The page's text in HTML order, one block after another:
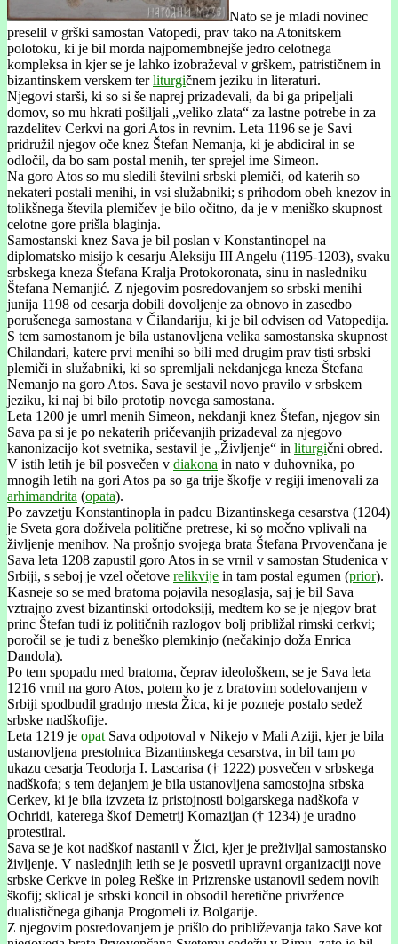
Nato se je mladi novinec
preselil v grški samostan Vatopedi, prav tako na Atonitskem
polotoku, ki je bil morda najpomembnejše jedro celotnega
kompleksa in kjer se je lahko izobraževal v grškem, patrističnem in
bizantinskem verskem terliturgičnem jeziku in literaturi.
Njegovi starši, ki so si še naprej prizadevali, da bi ga pripeljali
domov, so mu hkrati pošiljali „veliko zlata“ za lastne potrebe in za
razdelitev Cerkvi na gori Atos in revnim. Leta 1196 se je Savi
pridružil njegov oče knez Štefan Nemanja, ki je abdiciral in se
odločil, da bo sam postal menih, ter sprejel ime Simeon.
Na goro Atos so mu sledili številni srbski plemiči, od katerih so
nekateri postali menihi, in vsi služabniki; s prihodom obeh knezov in
tolikšnega števila plemičev je bilo očitno, da je v meniško skupnost
celotne gore prišla blaginja.
Samostanski knez Sava je bil poslan v Konstantinopel na
diplomatsko misijo k cesarju Aleksiju III Angelu (1195-1203), svaku
srbskega kneza Štefana Kralja Protokoronata, sinu in nasledniku
Štefana Nemanjić. Z njegovim posredovanjem so srbski menihi
junija 1198 od cesarja dobili dovoljenje za obnovo in zasedbo
porušenega samostana v Čilandariju, ki je bil odvisen od Vatopedija.
S tem samostanom je bila ustanovljena velika samostanska skupnost
Chilandari, katere prvi menihi so bili med drugim prav tisti srbski
plemiči in služabniki, ki so spremljali nekdanjega kneza Štefana
Nemanjo na goro Atos. Sava je sestavil novo pravilo v srbskem
jeziku, ki naj bi bilo prototip novega samostana.
Leta 1200 je umrl menih Simeon, nekdanji knez Štefan, njegov sin
Sava pa si je po nekaterih pričevanjih prizadeval za njegovo
kanonizacijo kot svetnika, sestavil je „Življenje“ in liturgični obred.
V istih letih je bil posvečen v diakona in nato v duhovnika, po
mnogih letih na gori Atos pa so ga trije škofje v regiji imenovali za
arhimandrita (opata).
Po zavzetju Konstantinopla in padcu Bizantinskega cesarstva (1204)
je Sveta gora doživela politične pretrese, ki so močno vplivali na
življenje menihov. Na prošnjo svojega brata Štefana Prvovenčana je
Sava leta 1208 zapustil goro Atos in se vrnil v samostan Studenica v
Srbiji, s seboj je vzel očetove relikvije in tam postal egumen (prior).
Kasneje so se med bratoma pojavila nesoglasja, saj je bil Sava
vztrajno zvest bizantinski ortodoksiji, medtem ko se je njegov brat
princ Štefan tudi iz političnih razlogov bolj približal rimski cerkvi;
poročil se je tudi z beneško plemkinjo (nečakinjo doža Enrica
Dandola).
Po tem spopadu med bratoma, čeprav ideološkem, se je Sava leta
1216 vrnil na goro Atos, potem ko je z bratovim sodelovanjem v
Srbiji spodbudil gradnjo mesta Žica, ki je pozneje postalo sedež
srbske nadškofije.
Leta 1219 je opat Sava odpotoval v Nikejo v Mali Aziji, kjer je bila
ustanovljena prestolnica Bizantinskega cesarstva, in bil tam po
ukazu cesarja Teodorja I. Lascarisa († 1222) posvečen v srbskega
nadškofa; s tem dejanjem je bila ustanovljena samostojna srbska
Cerkev, ki je bila izvzeta iz pristojnosti bolgarskega nadškofa v
Ochridi, katerega škof Demetrij Komazijan († 1234) je uradno
protestiral.
Sava se je kot nadškof nastanil v Žici, kjer je preživljal samostansko
življenje. V naslednjih letih se je posvetil upravni organizaciji nove
srbske Cerkve in poleg Reške in Prizrenske ustanovil sedem novih
škofij; sklical je srbski koncil in obsodil heretične privržence
dualističnega gibanja Progomeli iz Bolgarije.
Z njegovim posredovanjem je prišlo do približevanja tako Save kot